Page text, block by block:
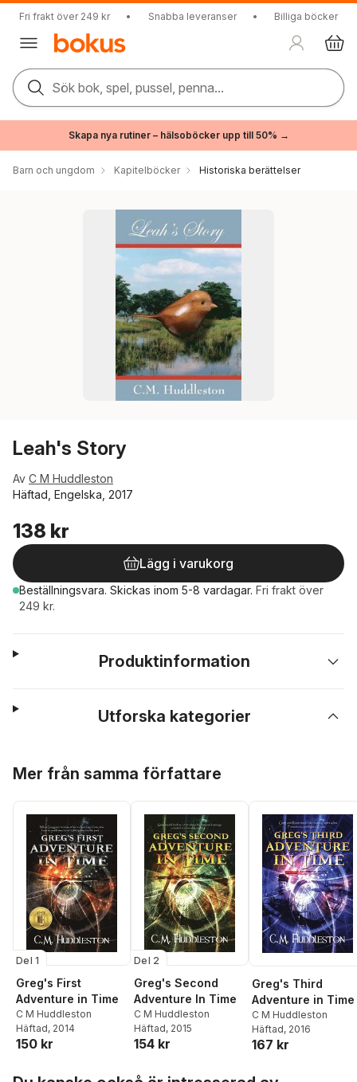
Fri frakt över 249 kr • Snabba leveranser • Billiga böcker
Sök bok, spel, pussel, penna...
Skapa nya rutiner – hälsoböcker upp till 50% →
Barn och ungdom Kapitelböcker Historiska berättelser
Leah's Story
Av C M Huddleston
Häftad, Engelska, 2017
138 kr
Lägg i varukorg
Beställningsvara. Skickas inom 5-8 vardagar. Fri frakt över
249 kr.
Produktinformation
Utforska kategorier
Mer från samma författare
Del 1
Greg's First
Adventure in Time
C M Huddleston
Häftad, 2014
150 kr
Del 2
Greg's Second
Adventure In Time
C M Huddleston
Häftad, 2015
154 kr
Greg's Third
Adventure in Time
C M Huddleston
Häftad, 2016
167 kr